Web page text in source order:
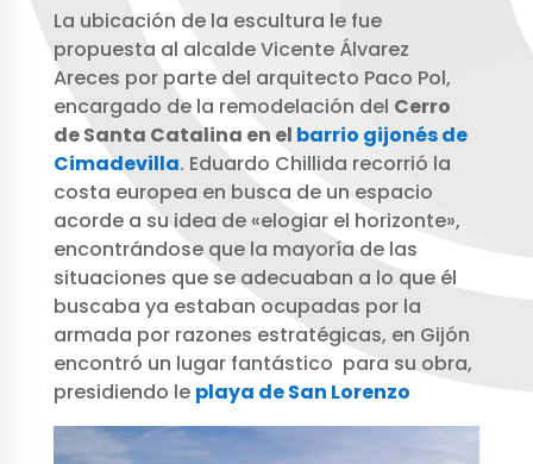
La ubicación de la escultura le fue
propuesta al alcalde Vicente Álvarez
Areces por parte del arquitecto Paco Pol,
encargado de la remodelación del Cerro
de Santa Catalina en el barrio gijonés de
Cimadevilla. Eduardo Chillida recorrió la
costa europea en busca de un espacio
acorde a su idea de «elogiar el horizonte»,
encontrándose que la mayoría de las
situaciones que se adecuaban a lo que él
buscaba ya estaban ocupadas por la
armada por razones estratégicas, en Gijón
encontró un lugar fantástico para su obra,
presidiendo le playa de San Lorenzo